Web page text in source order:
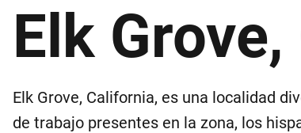
Elk
Elk Grove, California, es una localidad
de trabajo presentes en la zona, los